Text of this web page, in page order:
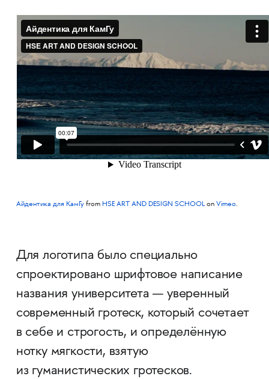
Айдентика для КамГуfrom HSE ART AND DESIGN SCHOOLon Vimeo.
Для логотипа было специально
спроектировано шрифтовое написание
названия университета — уверенный
современный гротеск, который сочетает
в себе и строгость, и определённую
нотку мягкости, взятую
из гуманистических гротесков.